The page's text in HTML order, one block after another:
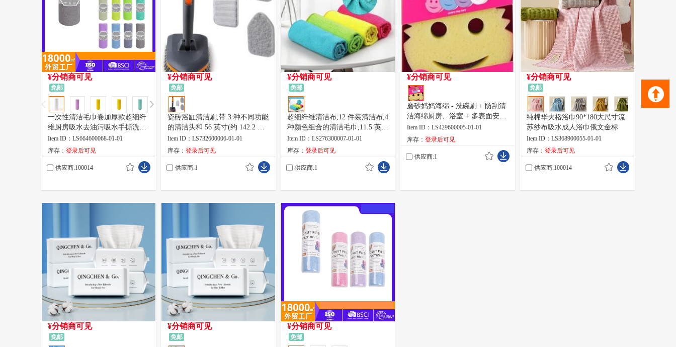
¥分销商可见
免邮
一次性清洁毛巾卷加厚款超细纤
维厨房吸水去油污吸水手撕洗碗
抹布25*25cm*20片英文俄文
Item ID：LS664600068-01-01
库存： 登录后可见
供应商:100014
¥分销商可见
免邮
瓷砖浴缸清洁刷,带 3 种不同功能
的清洁头和 56 英寸(约 142.2 厘
米)可伸缩长手柄,无划痕淋浴刷,
用于清洁浴室厨房厕所墙壁、浴
缸、水槽、灰色
Item ID：LS732600006-01-01
库存： 登录后可见
供应商:1
¥分销商可见
免邮
超细纤维清洁布,12 件装清洁布,4
种颜色组合的清洁毛巾,11.5 英寸
X 11.5 英寸(绿色/蓝色/黄色/粉
色)
Item ID：LS276300007-01-01
库存： 登录后可见
供应商:1
¥分销商可见
磨砂妈妈海绵 - 洗碗刷 + 防刮清
洁海绵厨房、浴室 + 多表面安全
- 双面洗碗海绵 用于擦洗-在线独
家(3 只装)
Item ID：LS429600005-01-01
库存： 登录后可见
供应商:1
¥分销商可见
免邮
纯棉华夫格浴巾90*180大尺寸流
苏纱布吸水成人浴巾俄文金标
Item ID：LS368900055-01-01
库存： 登录后可见
供应商:100014
¥分销商可见
免邮
¥分销商可见
免邮
¥分销商可见
免邮